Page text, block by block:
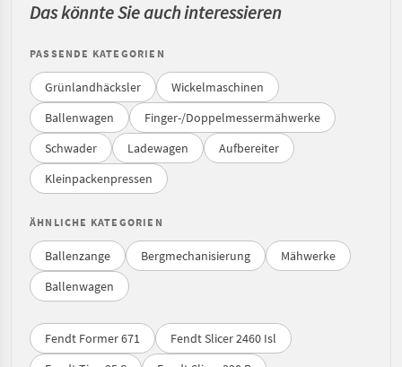
Das könnte Sie auch interessieren
PASSENDE KATEGORIEN
Grünlandhäcksler
Wickelmaschinen
Ballenwagen
Finger-/Doppelmessermähwerke
Schwader
Ladewagen
Aufbereiter
Kleinpackenpressen
ÄHNLICHE KATEGORIEN
Ballenzange Bergmechanisierung
Mähwerke
Ballenwagen
Fendt Former 671
Fendt Slicer 2460 Isl